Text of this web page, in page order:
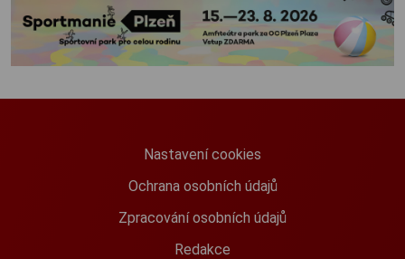
Nastavení cookies
Ochrana osobních údajů
Zpracování osobních údajů
Redakce